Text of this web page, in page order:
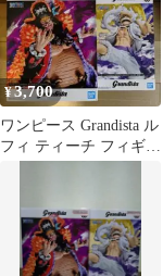
¥3,700
ワンピース Grandista ル
フィ ティーチ フィギュ